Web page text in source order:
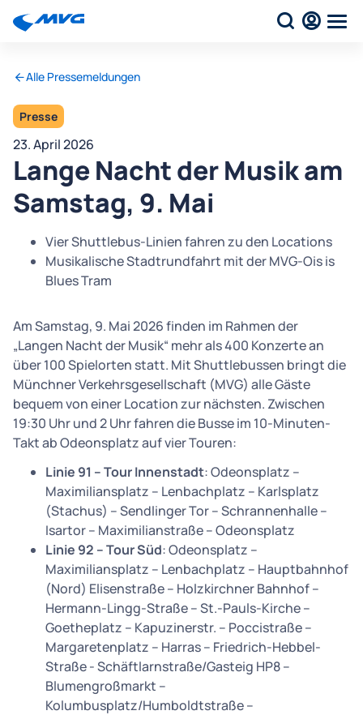
Alle Pressemeldungen
Presse
23. April 2026
Lange Nacht der Musik am
Samstag, 9. Mai
Vier Shuttlebus-Linien fahren zu den Locations
Musikalische Stadtrundfahrt mit der MVG-Ois is
Blues Tram
Am Samstag, 9. Mai 2026 finden im Rahmen der
„Langen Nacht der Musik“ mehr als 400 Konzerte an
über 100 Spielorten statt. Mit Shuttlebussen bringt die
Münchner Verkehrsgesellschaft (MVG) alle Gäste
bequem von einer Location zur nächsten. Zwischen
19:30 Uhr und 2 Uhr fahren die Busse im 10-Minuten-
Takt ab Odeonsplatz auf vier Touren:
Linie 91 – Tour Innenstadt: Odeonsplatz –
Maximiliansplatz – Lenbachplatz – Karlsplatz
(Stachus) – Sendlinger Tor – Schrannenhalle –
Isartor – Maximilianstraße – Odeonsplatz
Linie 92 – Tour Süd: Odeonsplatz –
Maximiliansplatz – Lenbachplatz – Hauptbahnhof
(Nord) Elisenstraße – Holzkirchner Bahnhof –
Hermann-Lingg-Straße – St.-Pauls-Kirche –
Goetheplatz – Kapuzinerstr. – Poccistraße –
Margaretenplatz – Harras – Friedrich-Hebbel-
Straße - Schäftlarnstraße/Gasteig HP8 –
Blumengroßmarkt –
Kolumbusplatz/Humboldtstraße –